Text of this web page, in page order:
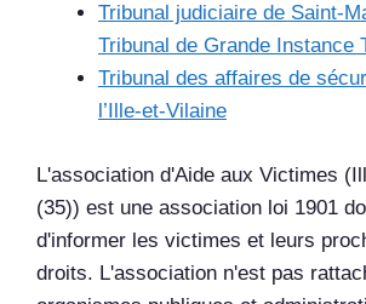
Tribunal judiciaire de Saint-
Tribunal de Grande Instance
Tribunal des affaires de
l’Ille-et-Vilaine
L'association d'Aide aux Victimes
(35)) est une association loi 1901
d'informer les victimes et leurs
droits. L'association n'est pas